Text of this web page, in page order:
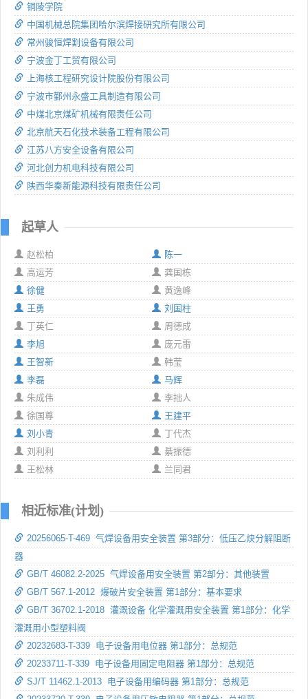
铜陵学院
中国机械总院集团哈尔滨焊接研究所有限公司
常州骏恒焊割设备有限公司
宁波金丁工贸有限公司
上海核工程研究设计院股份有限公司
宁波市鄞州永盛工具制造有限公司
中煤北京煤矿机械有限责任公司
北京航天石化技术装备工程有限公司
江苏八方安全设备有限公司
河北创力机电科技有限公司
陕西华秦新能源科技有限责任公司
起草人
赵松柏
陈一
高运芳
龚国栋
徐健
黄逸峰
王勇
刘国柱
丁英仁
周德成
李旭
庞元雷
王智新
韩莹
李磊
马辉
朱成伟
李拙人
徐国尊
王建平
刘小青
丁代杰
刘利利
綦振德
王松林
兰同君
相近标准(计划)
20256065-T-469 气焊设备用安全装置 第3部分：低压乙炔分解阻断
器
GB/T 46082.2-2025 气焊设备用安全装置 第2部分：其他装置
GB/T 567.1-2012 爆破片安全装置 第1部分：基本要求
GB/T 36702.1-2018 灌溉设备 化学灌溉用安全装置 第1部分：化学
灌溉用小型塑料阀
20232683-T-339 电子设备用电位器 第1部分：总规范
20233711-T-339 电子设备用固定电阻器 第1部分：总规范
SJ/T 11462.1-2013 电子设备用编码器 第1部分：总规范